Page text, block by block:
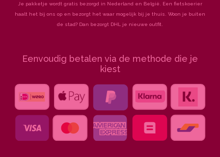
Je pakketje wordt gratis bezorgd in Nederland en België. Een fietskoerier
haalt het bij ons op en bezorgt het waar mogelijk bij je thuis. Woon je buiten
de stad? Dan bezorgt DHL je nieuwe outfit.
Eenvoudig betalen via de methode die je
kiest